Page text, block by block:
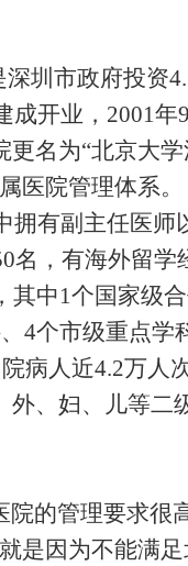
圳市政府投资
成开业，2001
名为“北京大
医院管理体系。
拥有副主任医
名，有海外留学
其中1个国家级
4个市级重点学
病人近4.2万人
、妇、儿等二
的管理要求很
是因为不能满